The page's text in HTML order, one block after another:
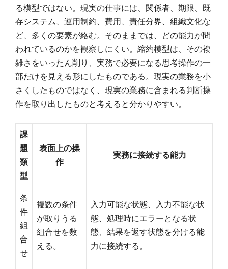
る模型ではない。現実の仕事には、関係者、期限、既
存システム、運用制約、費用、責任分界、組織文化な
ど、多くの要素が絡む。そのままでは、どの能力が問
われているのかを観察しにくい。縮約模型は、その複
雑さをいったん削り、実務で必要になる思考操作の一
部だけを見える形にしたものである。現実の業務を小
さくしたものではなく、現実の業務に含まれる判断操
作を取り出したものと考えると分かりやすい。
課
題
類
型
表面上の操
作
実務に接続する能力
条
件
組
合
せ
複数の条件
が取りうる
組合せを数
える。
入力可能な状態、入力不能な状
態、処理時にエラーとなる状
態、結果を返す状態を分ける能
力に接続する。